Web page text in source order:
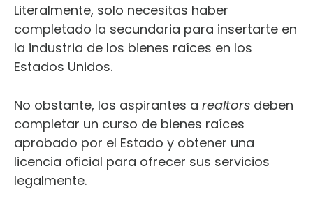
Literalmente, solo necesitas haber
completado la secundaria para insertarte en
la industria de los bienes raíces en los
Estados Unidos.
No obstante, los aspirantes a realtors deben
completar un curso de bienes raíces
aprobado por el Estado y obtener una
licencia oficial para ofrecer sus servicios
legalmente.